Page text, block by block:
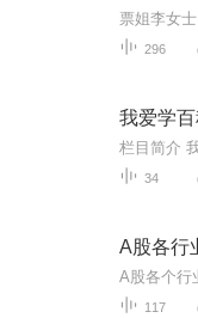
296
我爱学
34
A股各行
A股各个行
117